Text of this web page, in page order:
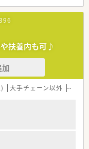
や扶養内も可♪
大手チェーン以外 高収入